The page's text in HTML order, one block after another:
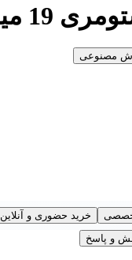
لینکران
مصنوعی
خرید حضوری و آنلاین
و پاسخ